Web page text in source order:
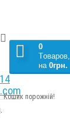
0
Tоваров,
на 0грн.
Кошик порожній!